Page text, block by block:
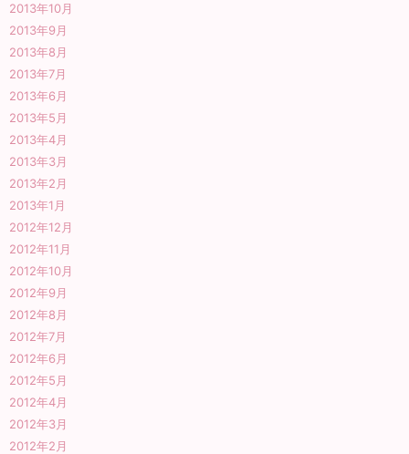
2013年10月
2013年9月
2013年8月
2013年7月
2013年6月
2013年5月
2013年4月
2013年3月
2013年2月
2013年1月
2012年12月
2012年11月
2012年10月
2012年9月
2012年8月
2012年7月
2012年6月
2012年5月
2012年4月
2012年3月
2012年2月